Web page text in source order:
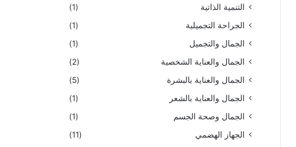
التنمية الذاتية
(1)
الجراحة التجميلية
(1)
الجمال والتجميل
(1)
الجمال والعناية الشخصية
(2)
الجمال والعناية بالبشرة
(5)
الجمال والعناية بالشعر
(1)
الجمال وصحة الجسم
(1)
الجهاز الهضمي
(11)